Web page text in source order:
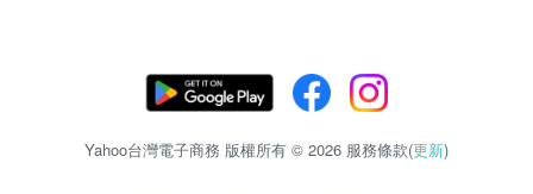
Yahoo台灣電子商務 版權所有 © 2026 服務條款(更新)